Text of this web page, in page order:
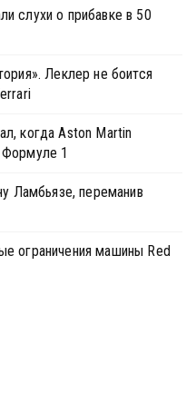
слухи о прибавке в 50
Леклер не боится
когда Aston Martin
1
Ламбьязе, переманив
ограничения машины Red